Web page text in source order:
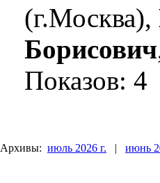
(г.Москва),
Борисович
Показов: 4
Архивы: июль 2026 г. | июнь